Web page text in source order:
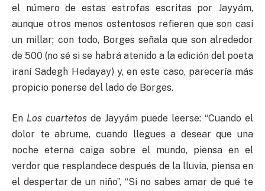
el número de estas estrofas escritas por Jayyám,
aunque otros menos ostentosos refieren que son casi
un millar; con todo, Borges señala que son alrededor
de 500 (no sé si se habrá atenido a la edición del poeta
iraní Sadegh Hedayay) y, en este caso, parecería más
propicio ponerse del lado de Borges.
En Los cuartetos de Jayyám puede leerse: “Cuando el
dolor te abrume, cuando llegues a desear que una
noche eterna caiga sobre el mundo, piensa en el
verdor que resplandece después de la lluvia, piensa en
el despertar de un niño”, “Si no sabes amar de qué te